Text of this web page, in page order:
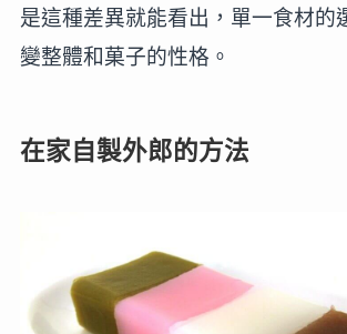
是這種差異就能看出，單一食材的
變整體和菓子的性格。
在家自製外郎的方法